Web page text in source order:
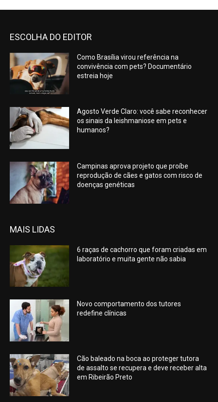
ESCOLHA DO EDITOR
Como Brasília virou referência na
convivência com pets? Documentário
estreia hoje
Agosto Verde Claro: você sabe reconhecer
os sinais da leishmaniose em pets e
humanos?
Campinas aprova projeto que proíbe
reprodução de cães e gatos com risco de
doenças genéticas
MAIS LIDAS
6 raças de cachorro que foram criadas em
laboratório e muita gente não sabia
Novo comportamento dos tutores
redefine clínicas
Cão baleado na boca ao proteger tutora
de assalto se recupera e deve receber alta
em Ribeirão Preto